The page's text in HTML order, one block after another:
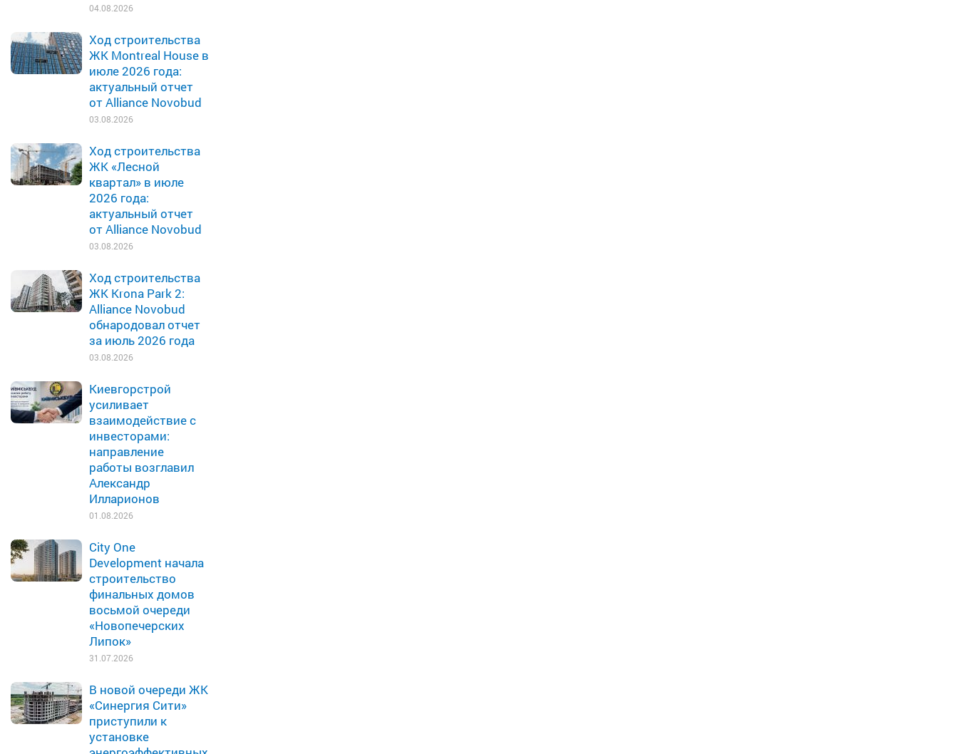
04.08.2026
Ход строительства
ЖК Montreal House в
июле 2026 года:
актуальный отчет
от Alliance Novobud
03.08.2026
Ход строительства
ЖК «Лесной
квартал» в июле
2026 года:
актуальный отчет
от Alliance Novobud
03.08.2026
Ход строительства
ЖК Krona Park 2:
Alliance Novobud
обнародовал отчет
за июль 2026 года
03.08.2026
Киевгорстрой
усиливает
взаимодействие с
инвесторами:
направление
работы возглавил
Александр
Илларионов
01.08.2026
City One
Development начала
строительство
финальных домов
восьмой очереди
«Новопечерских
Липок»
31.07.2026
В новой очереди ЖК
«Синергия Сити»
приступили к
установке